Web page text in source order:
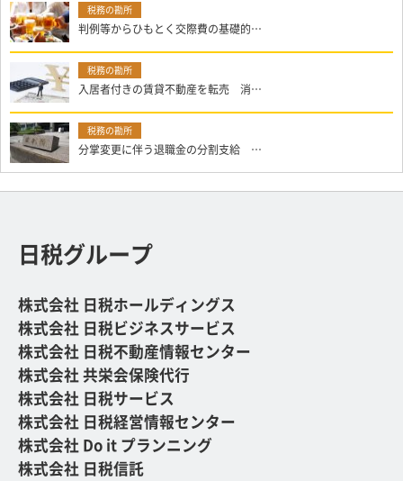
判例等からひもとく交際費の基礎的…
入居者付きの賃貸不動産を転売 消…
分掌変更に伴う退職金の分割支給 …
日税グループ
株式会社 日税ホールディングス
株式会社 日税ビジネスサービス
株式会社 日税不動産情報センター
株式会社 共栄会保険代行
株式会社 日税サービス
株式会社 日税経営情報センター
株式会社 Do it プランニング
株式会社 日税信託